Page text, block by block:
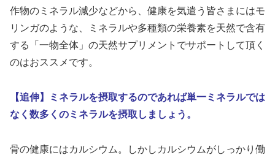
作物のミネラル減少などから、健康を気遣う皆さまにはモ
リンガのような、ミネラルや多種類の栄養素を天然で含有
する「一物全体」の天然サプリメントでサポートして頂く
のはおススメです。
【追伸】ミネラルを摂取するのであれば単一ミネラルでは
なく数多くのミネラルを摂取しましょう。
骨の健康にはカルシウム。しかしカルシウムがしっかり働